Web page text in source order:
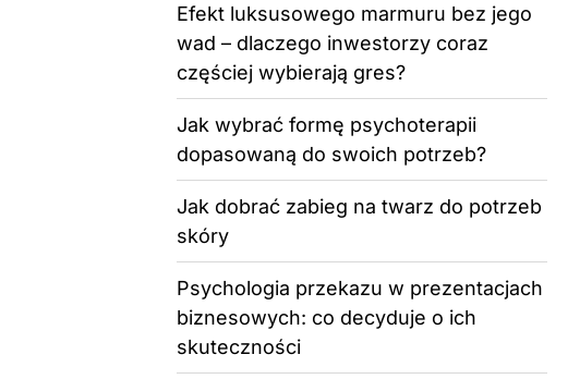
Efekt luksusowego marmuru bez jego
wad – dlaczego inwestorzy coraz
częściej wybierają gres?
Jak wybrać formę psychoterapii
dopasowaną do swoich potrzeb?
Jak dobrać zabieg na twarz do potrzeb
skóry
Psychologia przekazu w prezentacjach
biznesowych: co decyduje o ich
skuteczności